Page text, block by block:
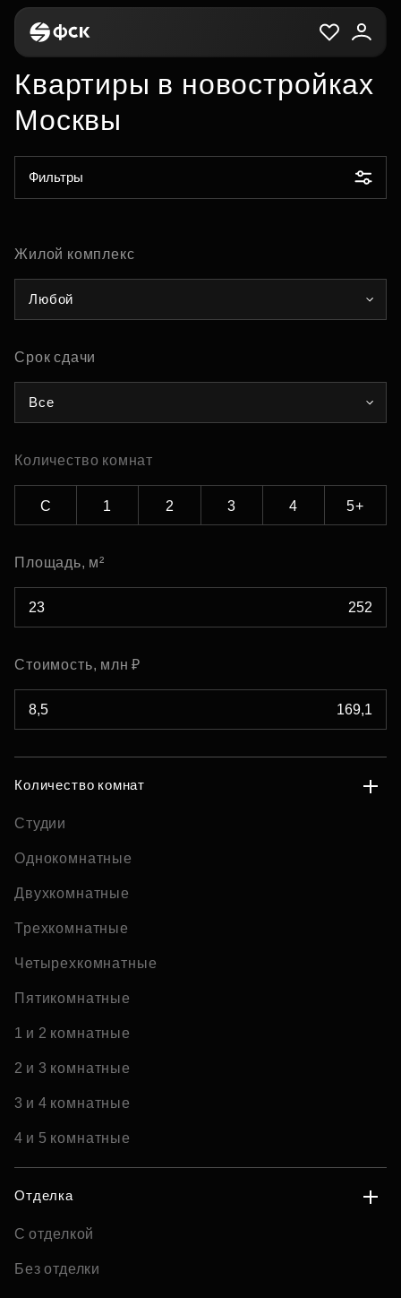
Квартиры в новостройках
Москвы
Фильтры
Жилой комплекс
Любой
Срок сдачи
Все
Количество комнат
С 1 2 3 4 5+
Площадь, м²
Стоимость, млн ₽
Количество комнат
Студии
Однокомнатные
Двухкомнатные
Трехкомнатные
Четырехкомнатные
Пятикомнатные
1 и 2 комнатные
2 и 3 комнатные
3 и 4 комнатные
4 и 5 комнатные
Отделка
С отделкой
Без отделки